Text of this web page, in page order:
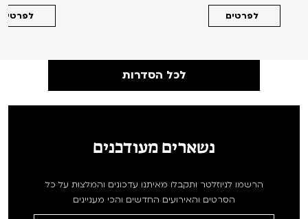
לכל הסדרות
לפרטים לפרטים
נשארים מעודכנים
הרשמו לניוזלטר ותקבלו מאיתנו עדכונים והמלצות על כל
הסרטים והאירועים החדשים והכי מעניינים